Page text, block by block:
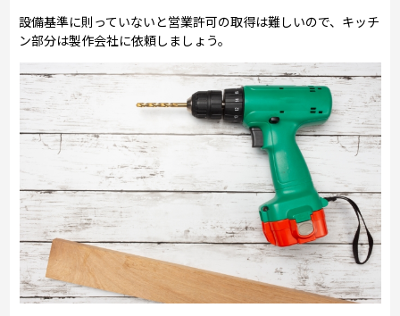
設備基準に則っていないと営業許可の取得は難しいので、キッチ
ン部分は製作会社に依頼しましょう。